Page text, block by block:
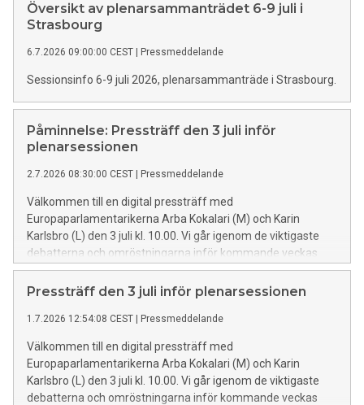
Översikt av plenarsammanträdet 6-9 juli i
Strasbourg
6.7.2026 09:00:00 CEST Pressmeddelande
Sessionsinfo 6-9 juli 2026, plenarsammanträde i Strasbourg.
Påminnelse: Pressträff den 3 juli inför
plenarsessionen
2.7.2026 08:30:00 CEST Pressmeddelande
Välkommen till en digital pressträff med
Europaparlamentarikerna Arba Kokalari (M) och Karin
Karlsbro (L) den 3 juli kl. 10.00. Vi går igenom de viktigaste
debatterna och omröstningarna inför kommande veckas
plenarsession den 6-9 juli.
Pressträff den 3 juli inför plenarsessionen
1.7.2026 12:54:08 CEST Pressmeddelande
Välkommen till en digital pressträff med
Europaparlamentarikerna Arba Kokalari (M) och Karin
Karlsbro (L) den 3 juli kl. 10.00. Vi går igenom de viktigaste
debatterna och omröstningarna inför kommande veckas